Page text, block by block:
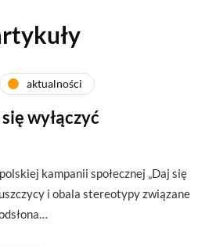
aktualności
wyłączyć
kampanii społecznej „Daj się
i obala stereotypy związane